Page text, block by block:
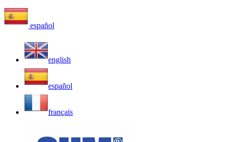
español
english
español
français